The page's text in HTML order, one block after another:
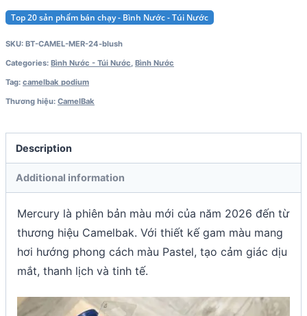
Top 20 sản phẩm bán chạy - Bình Nước - Túi Nước
SKU: BT-CAMEL-MER-24-blush
Categories: Bình Nước - Túi Nước, Bình Nước
Tag: camelbak podium
Thương hiệu: CamelBak
Description
Additional information
Mercury là phiên bản màu mới của năm 2026 đến từ
thương hiệu Camelbak. Với thiết kế gam màu mang
hơi hướng phong cách màu Pastel, tạo cảm giác dịu
mắt, thanh lịch và tinh tế.